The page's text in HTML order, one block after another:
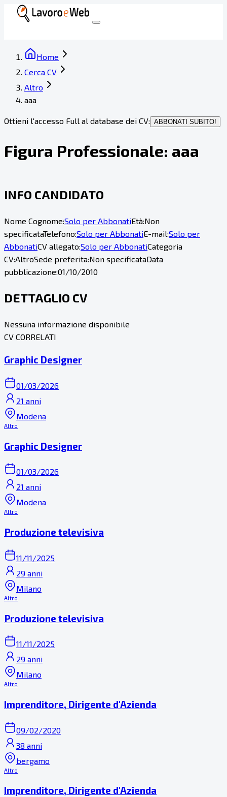
Home
Cerca CV
Altro
aaa
Ottieni l'accesso Full al database dei CV: ABBONATI SUBITO!
Figura Professionale: aaa
INFO CANDIDATO
Nome Cognome:Solo per AbbonatiEtà:Non
specificataTelefono:Solo per AbbonatiE-mail:Solo per
AbbonatiCV allegato:Solo per AbbonatiCategoria
CV:AltroSede preferita:Non specificataData
pubblicazione:01/10/2010
DETTAGLIO CV
Nessuna informazione disponibile
CV CORRELATI
Graphic Designer
01/03/2026
21 anni
Modena
Altro
Graphic Designer
01/03/2026
21 anni
Modena
Altro
Produzione televisiva
11/11/2025
29 anni
Milano
Altro
Produzione televisiva
11/11/2025
29 anni
Milano
Altro
Imprenditore, Dirigente d'Azienda
09/02/2020
38 anni
bergamo
Altro
Imprenditore, Dirigente d'Azienda